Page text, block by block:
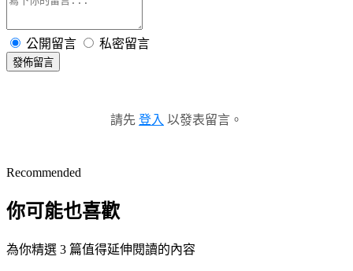
公開留言 私密留言
發佈留言
請先 登入 以發表留言。
Recommended
你可能也喜歡
為你精選 3 篇值得延伸閱讀的內容